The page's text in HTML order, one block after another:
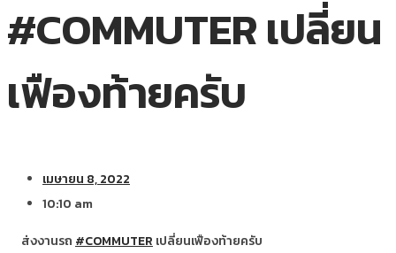
#COMMUTER เปลี่ยน
เฟืองท้ายครับ
เมษายน 8, 2022
10:10 am
ส่งงานรถ #COMMUTER เปลี่ยนเฟืองท้ายครับ